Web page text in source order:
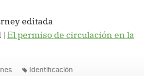
editada
| El permiso de circulación en la
Identificación